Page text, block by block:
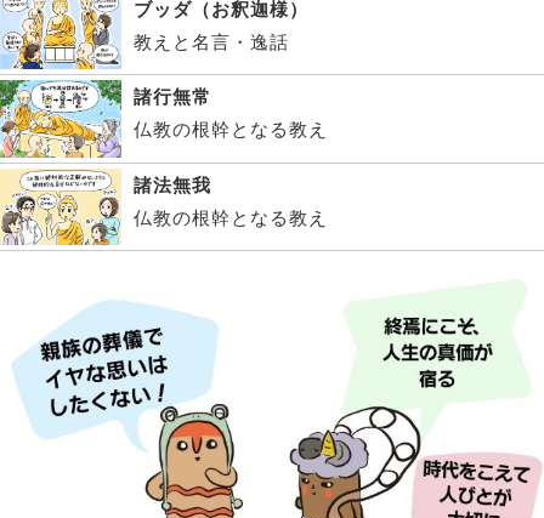
ブッダ（お釈迦様）
教えと名言・逸話
諸行無常
仏教の根幹となる教え
諸法無我
仏教の根幹となる教え